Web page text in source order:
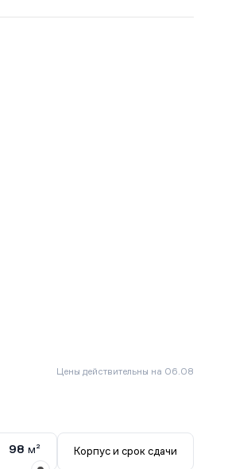
Цены действительны на 06.08
98 м² Корпус и срок сдачи